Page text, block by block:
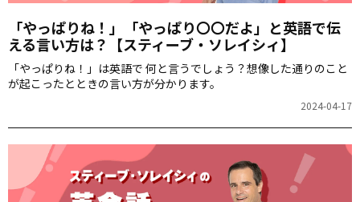
「やっぱりね！」「やっぱり〇〇だよ」と英語で伝
える言い方は？【スティーブ・ソレイシィ】
「やっぱりね！」は英語で 何と言うでしょう？想像した通りのこと
が起こったとときの言い方が分かります。
2024-04-17